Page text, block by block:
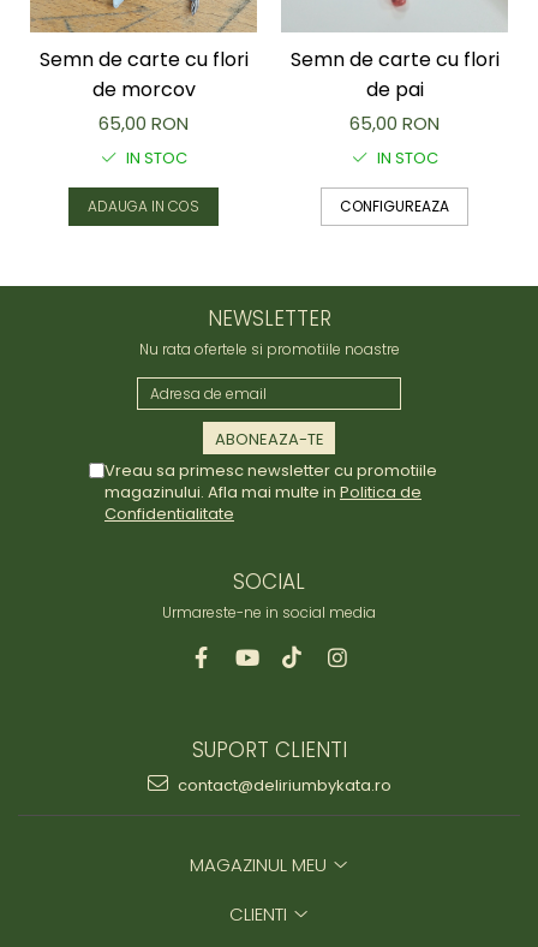
Semn de carte cu flori
de morcov
65,00 RON
IN STOC
ADAUGA IN COS
Semn de carte cu flori
de pai
65,00 RON
IN STOC
CONFIGUREAZA
NEWSLETTER
Nu rata ofertele si promotiile noastre
Vreau sa primesc newsletter cu promotiile
magazinului. Afla mai multe in Politica de
Confidentialitate
SOCIAL
Urmareste-ne in social media
SUPORT CLIENTI
contact@deliriumbykata.ro
MAGAZINUL MEU
CLIENTI